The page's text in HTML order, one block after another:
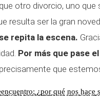
otro divorcio, uno
resulta ser la gran
repita la escena.
Por más que pase
que
¿por qué nos hace